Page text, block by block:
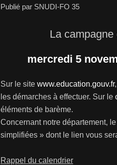
Publié par SNUDI-FO 35
La
mercredi 5
Sur le site www.education.gouv.fr
les démarches à effectuer. Sur le
éléments de barème.
Concernant notre département,
simplifiées » dont le lien vous
Rappel du calendrier